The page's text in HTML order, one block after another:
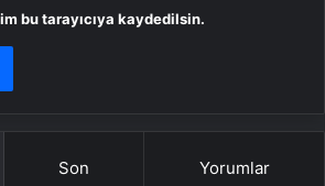
bu tarayıcıya kaydedilsin.
Son Yorumlar